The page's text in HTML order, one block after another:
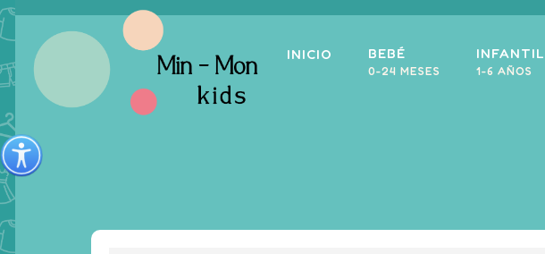
INICIO BEBÉ
0-24 MESES
INFANTIL
1-6 AÑOS